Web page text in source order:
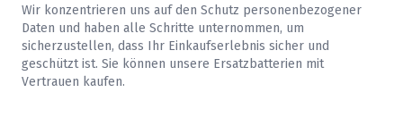
Wir konzentrieren uns auf den Schutz personenbezogener
Daten und haben alle Schritte unternommen, um
sicherzustellen, dass Ihr Einkaufserlebnis sicher und
geschützt ist. Sie können unsere Ersatzbatterien mit
Vertrauen kaufen.